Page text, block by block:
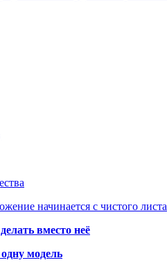
начинается с чистого листа
вместо неё
модель